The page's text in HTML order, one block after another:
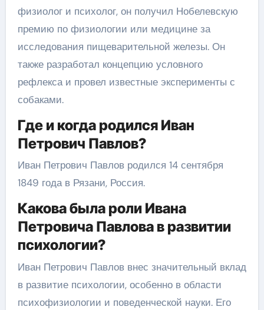
физиолог и психолог, он получил Нобелевскую
премию по физиологии или медицине за
исследования пищеварительной железы. Он
также разработал концепцию условного
рефлекса и провел известные эксперименты с
собаками.
Где и когда родился Иван
Петрович Павлов?
Иван Петрович Павлов родился 14 сентября
1849 года в Рязани, Россия.
Какова была роли Ивана
Петровича Павлова в развитии
психологии?
Иван Петрович Павлов внес значительный вклад
в развитие психологии, особенно в области
психофизиологии и поведенческой науки. Его